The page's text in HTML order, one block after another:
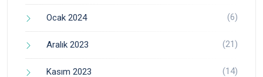
Ocak 2024 (6)
Aralık 2023 (21)
Kasım 2023 (14)